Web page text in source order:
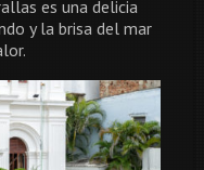
es una delicia
y la brisa del mar